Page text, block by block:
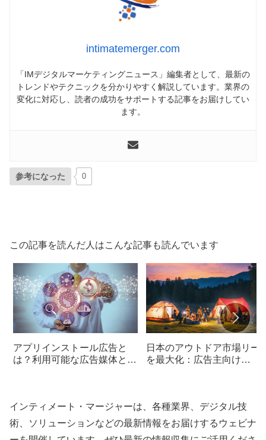
intimatemerger.com
「IMデジタルマーケティングニュース」編集者として、最新の
トレンドやテクニックを分かりやすく解説しています。業界の
変化に対応し、読者の成功をサポートする記事をお届けしてい
ます。
参考になった 0
この記事を読んだ人はこんな記事も読んでいます
アプリインストール広告と
は？利用可能な広告媒体と効
日本のアウトドア市場リー
を最大化：広告主向け
インティメート・マージャーは、各種業界、デジタル技
術、ソリューションなどの最新情報をお届けするウェビナ